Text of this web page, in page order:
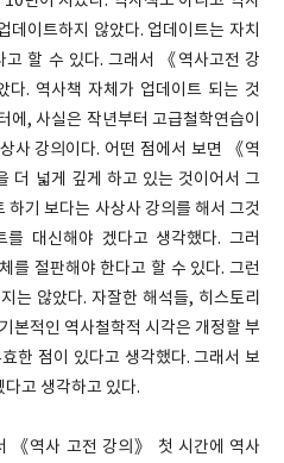
데이트하지 않았다. 업데이트는 자치
고 할 수 있다. 그래서 《역사고전 강
. 역사책 자체가 업데이트 되는 것
에, 사실은 작년부터 고급철학연습이
사 강의이다. 어떤 점에서 보면 《역
더 넓게 깊게 하고 있는 것이어서 그
기 보다는 사상사 강의를 해서 그것
대신해야 겠다고 생각했다. 그러
를 절판해야 한다고 할 수 있다. 그런
는 않았다. 자잘한 해석들, 히스토리
본적인 역사철학적 시각은 개정할 부
한 점이 있다고 생각했다. 그래서 보
고 생각하고 있다.
《역사 고전 강의》 첫 시간에 역사